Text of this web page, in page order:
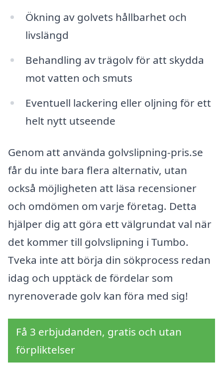
Ökning av golvets hållbarhet och
livslängd
Behandling av trägolv för att skydda
mot vatten och smuts
Eventuell lackering eller oljning för ett
helt nytt utseende
Genom att använda golvslipning-pris.se
får du inte bara flera alternativ, utan
också möjligheten att läsa recensioner
och omdömen om varje företag. Detta
hjälper dig att göra ett välgrundat val när
det kommer till golvslipning i Tumbo.
Tveka inte att börja din sökprocess redan
idag och upptäck de fördelar som
nyrenoverade golv kan föra med sig!
Få 3 erbjudanden, gratis och utan
förpliktelser